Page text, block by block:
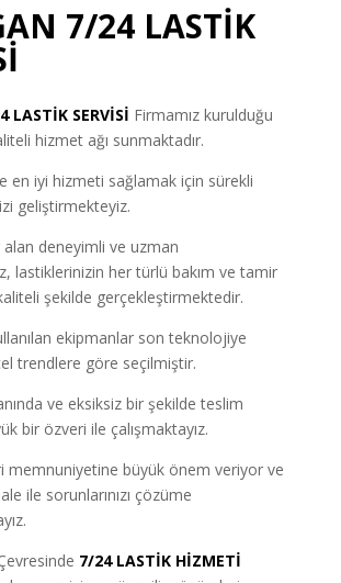
7/24 LASTİK
LASTİK SERVİSİ Firmamız kurulduğu
hizmet ağı sunmaktadır.
en iyi hizmeti sağlamak için sürekli
geliştirmekteyiz.
alan deneyimli ve uzman
lastiklerinizin her türlü bakım ve tamir
şekilde gerçekleştirmektedir.
ekipmanlar son teknolojiye
trendlere göre seçilmiştir.
ve eksiksiz bir şekilde teslim
bir özveri ile çalışmaktayız.
memnuniyetine büyük önem veriyor ve
ile sorunlarınızı çözüme
7/24 LASTİK HİZMETİ